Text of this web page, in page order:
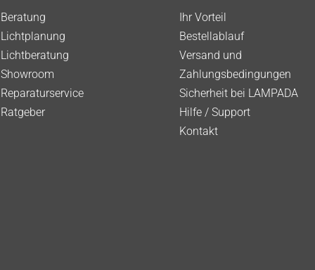
Beratung
Lichtplanung
Lichtberatung
Showroom
Reparaturservice
Ratgeber
Ihr Vorteil
Bestellablauf
Versand und
Zahlungsbedingungen
Sicherheit bei LAMPADA
Hilfe / Support
Kontakt